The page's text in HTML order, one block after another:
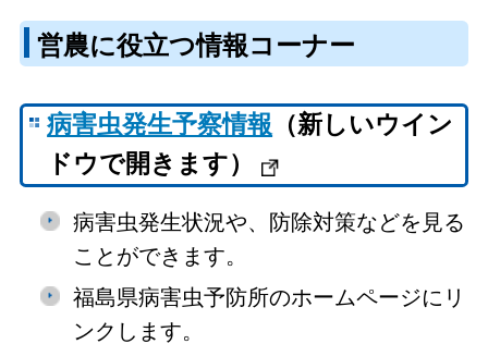
営農に役立つ情報コーナー
病害虫発生予察情報 （新しいウイン
ドウで開きます）
病害虫発生状況や、防除対策などを見る
ことができます。
福島県病害虫予防所のホームページにリ
ンクします。